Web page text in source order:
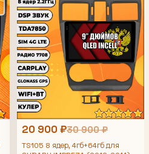
20 900 ₽30 900 ₽
TS105 8 ядер, 4гб+64гб для